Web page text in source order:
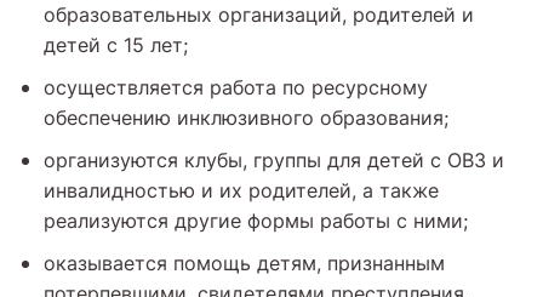
образовательных организаций, родителей и
детей с 15 лет;
осуществляется работа по ресурсному
обеспечению инклюзивного образования;
организуются клубы, группы для детей с ОВЗ и
инвалидностью и их родителей, а также
реализуются другие формы работы с ними;
оказывается помощь детям, признанным